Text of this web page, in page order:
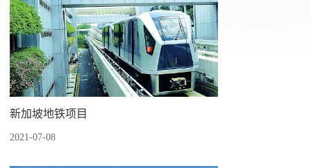
新加坡地铁项目
2021-07-08